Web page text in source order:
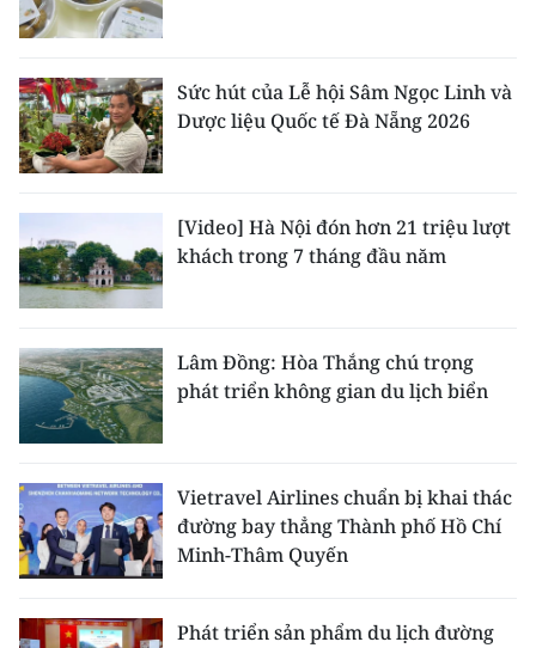
Sức hút của Lễ hội Sâm Ngọc Linh và
Dược liệu Quốc tế Đà Nẵng 2026
[Video] Hà Nội đón hơn 21 triệu lượt
khách trong 7 tháng đầu năm
Lâm Đồng: Hòa Thắng chú trọng
phát triển không gian du lịch biển
Vietravel Airlines chuẩn bị khai thác
đường bay thẳng Thành phố Hồ Chí
Minh-Thâm Quyến
Phát triển sản phẩm du lịch đường